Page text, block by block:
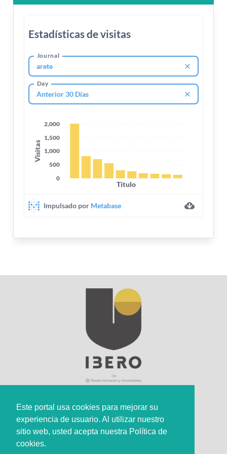
Este portal usa cookies para mejorar su
experiencia de usuario. Al utilizar nuestro
sitio web, usted acepta nuestra Política de
cookies.
Sede Principal
Calle 67 #5-27; Bogotá, Colombia.